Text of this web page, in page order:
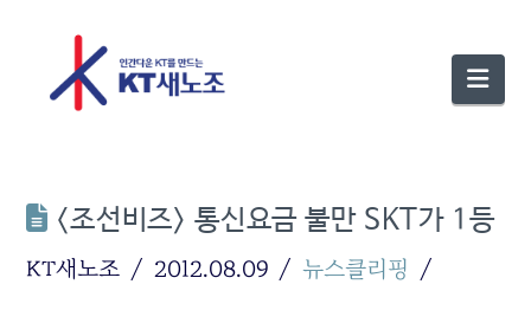
<조선비즈> 통신요금 불만 SKT가 1등
KT새노조 2012.08.09 뉴스클리핑